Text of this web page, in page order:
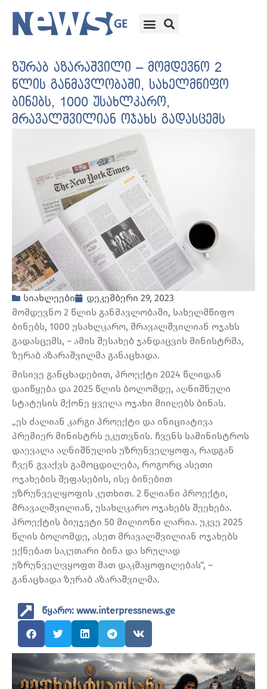
ზურაბ აზარაშვილი – მომდევნო 2
წლის განმავლობაში, სახელმწიფო
ბინებს, 1000 უსახლკარო,
მრავალშვილიან ოჯახს გადასცემს
სიახლეები
დეკემბერი 29, 2023
მომდევნო 2 წლის განმავლობაში, სახელმწიფო
ბინებს, 1000 უსახლკარო, მრავალშვილიან ოჯახს
გადასცემს, – ამის შესახებ ჯანდაცვის მინისტრმა,
ზურაბ აზარაშვილმა განაცხადა.
მისივე განცხადებით, პროექტი 2024 წლიდან
დაიწყება და 2025 წლის ბოლომდე, აღნიშნული
სტატუსის მქონე ყველა ოჯახი მიიღებს ბინას.
„ეს ძალიან კარგი პროექტი და ინიციატივა
პრემიერ მინისტრს ეკუთვნის. ჩვენს სამინისტროს
დაევალა აღნიშნულის უზრუნველყოფა, რადგან
ჩვენ გვაქვს გამოცდილება, როგორც ასეთი
ოჯახების შეფასების, ისე ბინებით
უზრუნველყოფის კუთხით. 2 წლიანი პროექტი,
მრავალშვილიან, უსახლკარო ოჯახებს შეეხება.
პროექტის ბიუჯეტი 50 მილიონი ლარია. უკვე 2025
წლის ბოლომდე, ასეთ მრავალშვილიან ოჯახებს
ექნებათ საკუთარი ბინა და სრულად
უზრუნველვყოფთ მათ დაკმაყოფილებას“, –
განაცხადა ზურაბ აზარაშვილმა.
წყარო: www.interpressnews.ge